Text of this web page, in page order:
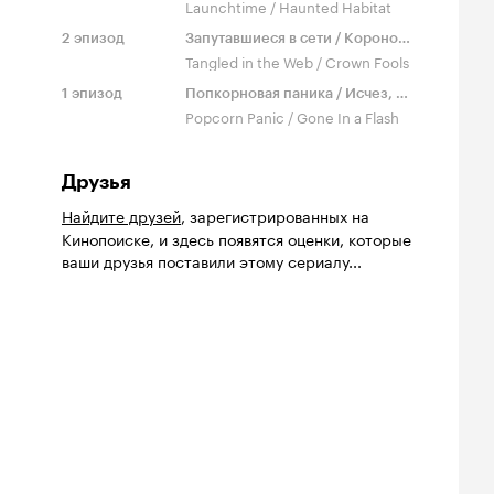
Launchtime / Haunted Habitat
2 эпизод Запутавшиеся в сети / Коронованные глупцы
Tangled in the Web / Crown Fools
1 эпизод Попкорновая паника / Исчез, как вспышка
Popcorn Panic / Gone In a Flash
Друзья
Найдите друзей, зарегистрированных на
Кинопоиске, и здесь появятся оценки, которые
ваши друзья поставили этому сериалу...